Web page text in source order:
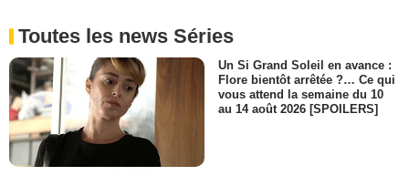
Toutes les news Séries
Un Si Grand Soleil en avance :
Flore bientôt arrêtée ?… Ce qui
vous attend la semaine du 10
au 14 août 2026 [SPOILERS]